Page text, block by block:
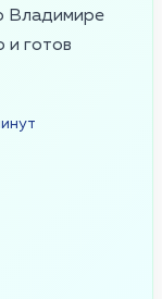
Владимире
и готов